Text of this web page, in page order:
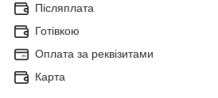
Післяплата
Готівкою
Оплата за реквізитами
Карта